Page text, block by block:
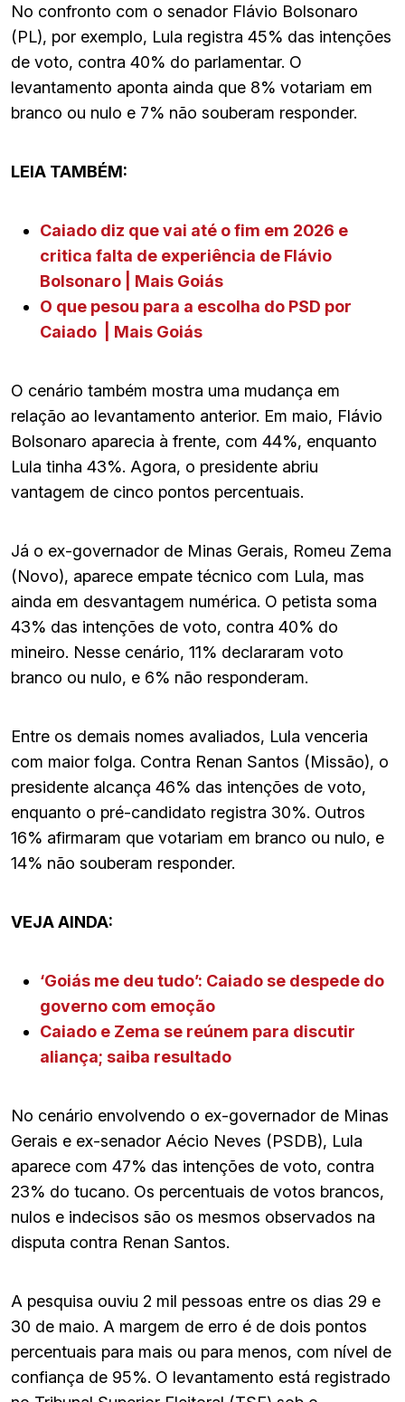
No confronto com o senador Flávio Bolsonaro
(PL), por exemplo, Lula registra 45% das intenções
de voto, contra 40% do parlamentar. O
levantamento aponta ainda que 8% votariam em
branco ou nulo e 7% não souberam responder.
LEIA TAMBÉM:
Caiado diz que vai até o fim em 2026 e
critica falta de experiência de Flávio
Bolsonaro | Mais Goiás
O que pesou para a escolha do PSD por
Caiado | Mais Goiás
O cenário também mostra uma mudança em
relação ao levantamento anterior. Em maio, Flávio
Bolsonaro aparecia à frente, com 44%, enquanto
Lula tinha 43%. Agora, o presidente abriu
vantagem de cinco pontos percentuais.
Já o ex-governador de Minas Gerais, Romeu Zema
(Novo), aparece empate técnico com Lula, mas
ainda em desvantagem numérica. O petista soma
43% das intenções de voto, contra 40% do
mineiro. Nesse cenário, 11% declararam voto
branco ou nulo, e 6% não responderam.
Entre os demais nomes avaliados, Lula venceria
com maior folga. Contra Renan Santos (Missão), o
presidente alcança 46% das intenções de voto,
enquanto o pré-candidato registra 30%. Outros
16% afirmaram que votariam em branco ou nulo, e
14% não souberam responder.
VEJA AINDA:
‘Goiás me deu tudo’: Caiado se despede do
governo com emoção
Caiado e Zema se reúnem para discutir
aliança; saiba resultado
No cenário envolvendo o ex-governador de Minas
Gerais e ex-senador Aécio Neves (PSDB), Lula
aparece com 47% das intenções de voto, contra
23% do tucano. Os percentuais de votos brancos,
nulos e indecisos são os mesmos observados na
disputa contra Renan Santos.
A pesquisa ouviu 2 mil pessoas entre os dias 29 e
30 de maio. A margem de erro é de dois pontos
percentuais para mais ou para menos, com nível de
confiança de 95%. O levantamento está registrado